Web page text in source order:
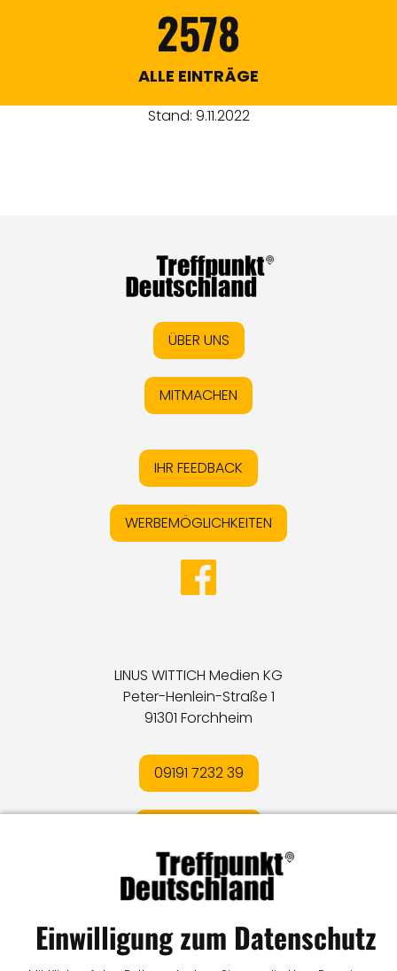
2578
ALLE EINTRÄGE
Stand: 9.11.2022
ÜBER UNS
MITMACHEN
IHR FEEDBACK
WERBEMÖGLICHKEITEN
LINUS WITTICH Medien KG
Peter-Henlein-Straße 1
91301 Forchheim
09191 7232 39
AGBIMediadatenI Kontakt IVertrag widerrufen
Einwilligung zum Datenschutz